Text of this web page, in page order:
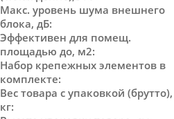
Макс. уровень шума внешнего
блока, дБ:
Эффективен для помещ.
площадью до, м2:
Набор крепежных элементов в
комплекте:
Вес товара с упаковкой (брутто),
кг: